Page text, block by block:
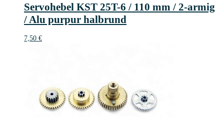
Servohebel KST 25T-6 / 110 mm / 2-armig
/ Alu purpur halbrund
7,50 €